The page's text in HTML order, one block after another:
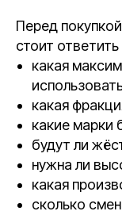
Перед
стоит
какая
какая
какие марки
будут ли
нужна ли
какая
сколько